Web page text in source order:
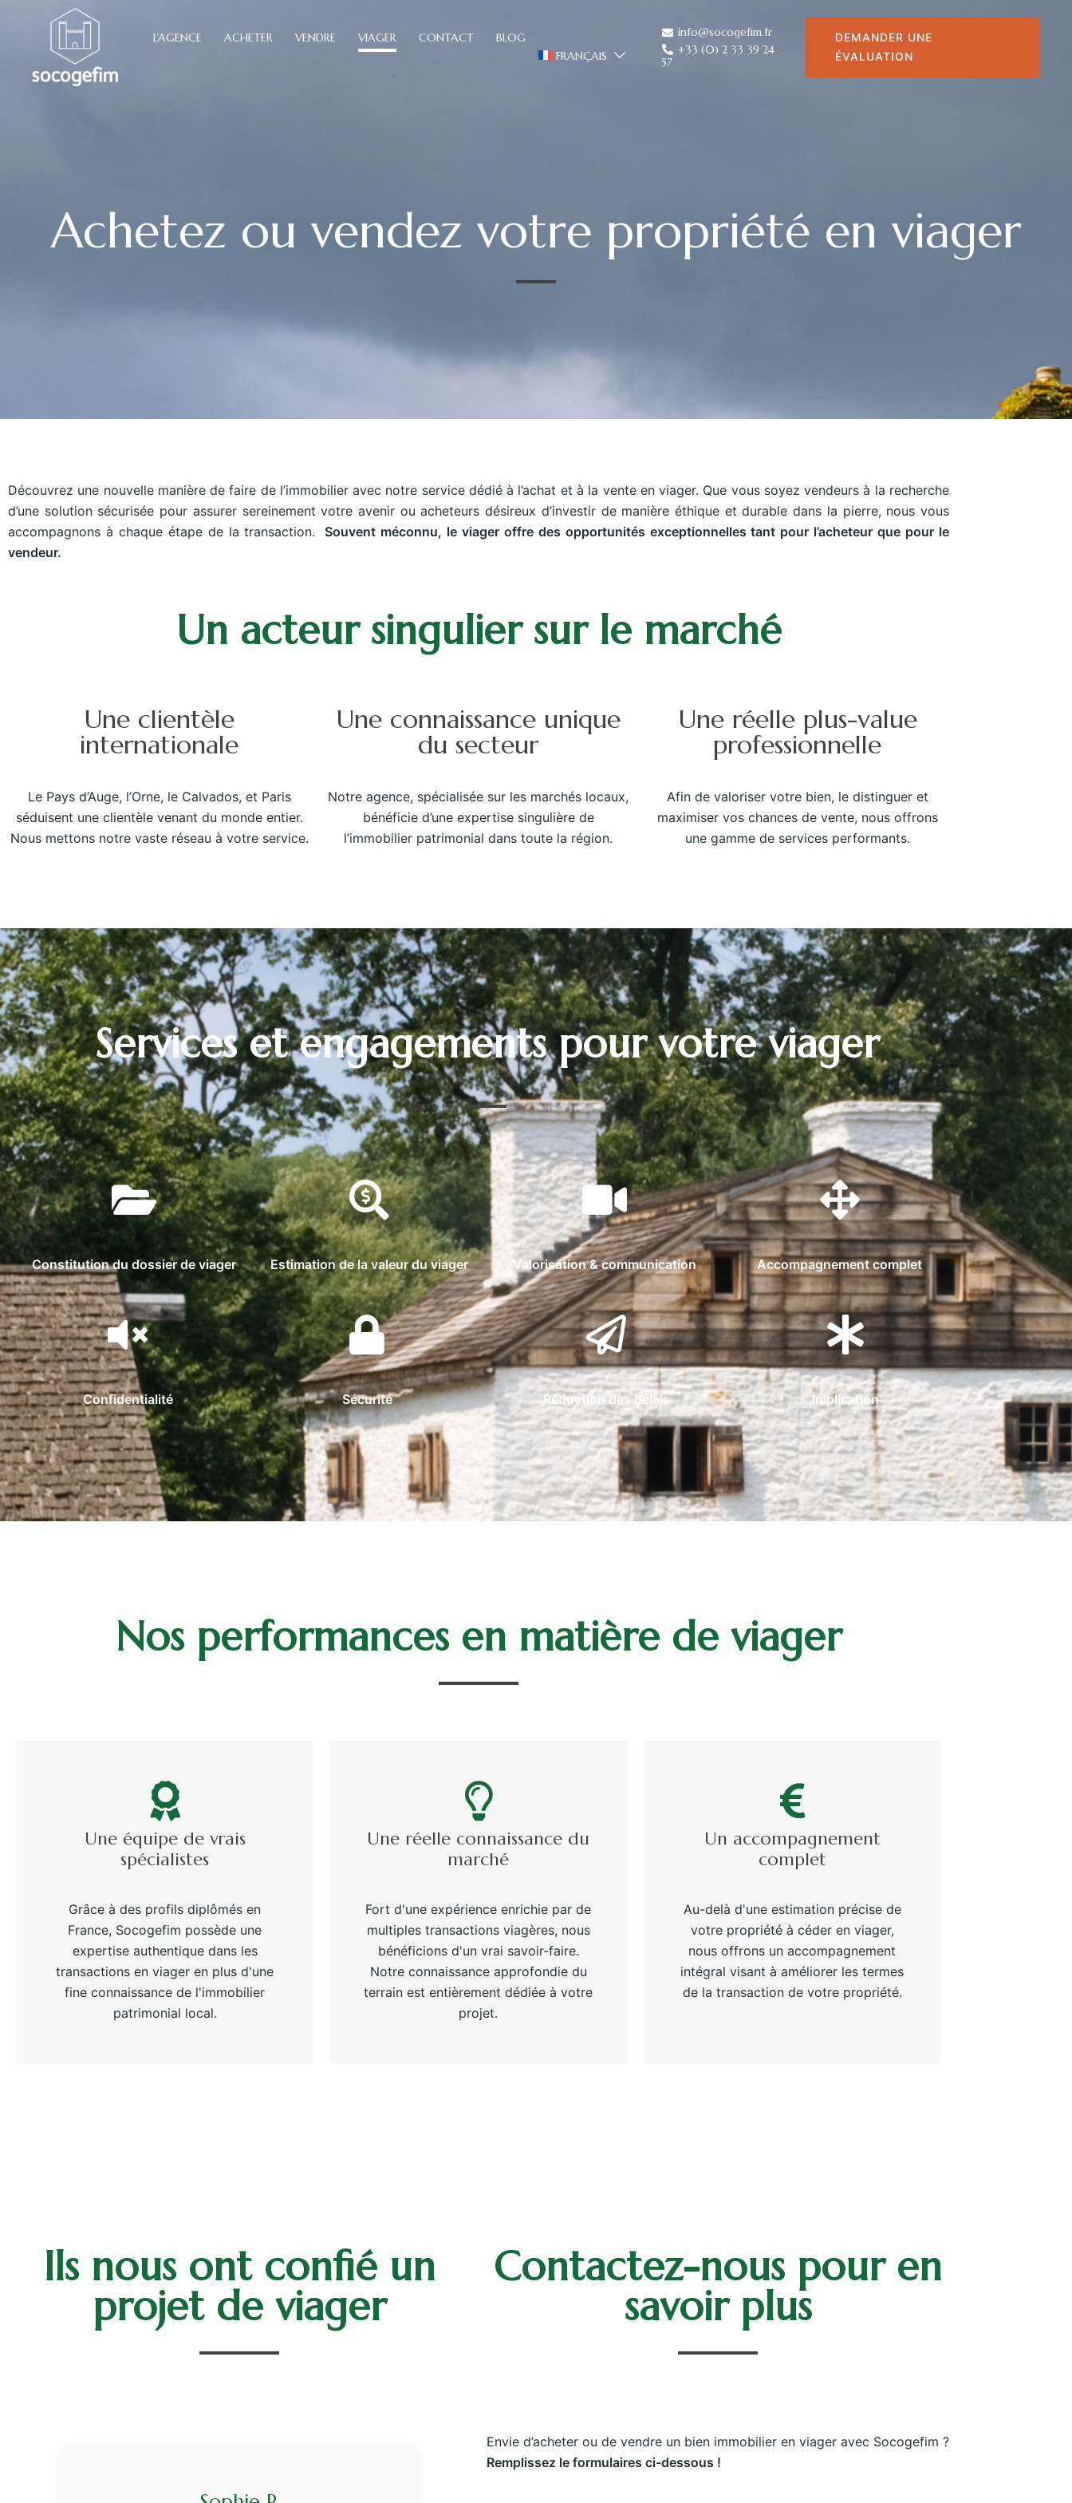
L’AGENCE ACHETER VENDRE VIAGER CONTACT
BLOG
FRANÇAIS
info@socogefim.fr
+33 (0) 2 33 39 24
57
DEMANDER UNE
ÉVALUATION
Achetez ou vendez votre propriété en viager
Découvrez une nouvelle manière de faire de l’immobilier avec notre service dédié à l’achat et à la vente en viager. Que vous soyez vendeurs à la recherche
d’une solution sécurisée pour assurer sereinement votre avenir ou acheteurs désireux d’investir de manière éthique et durable dans la pierre, nous vous
accompagnons à chaque étape de la transaction. Souvent méconnu, le viager offre des opportunités exceptionnelles tant pour l’acheteur que pour le
vendeur.
Un acteur singulier sur le marché
Une clientèle
internationale
Le Pays d’Auge, l’Orne, le Calvados, et Paris
séduisent une clientèle venant du monde entier.
Nous mettons notre vaste réseau à votre service.
Une connaissance unique
du secteur
Notre agence, spécialisée sur les marchés locaux,
bénéficie d’une expertise singulière de
l’immobilier patrimonial dans toute la région.
Une réelle plus-value
professionnelle
Afin de valoriser votre bien, le distinguer et
maximiser vos chances de vente, nous offrons
une gamme de services performants.
Services et engagements pour votre viager
Constitution du dossier de viager Estimation de la valeur du viager Valorisation & communication Accompagnement complet
Confidentialité Sécurité Réduction des délais Implication
Nos performances en matière de viager
Une équipe de vrais
spécialistes
Grâce à des profils diplômés en
France, Socogefim possède une
expertise authentique dans les
transactions en viager en plus d'une
fine connaissance de l'immobilier
patrimonial local.
Une réelle connaissance du
marché
Fort d'une expérience enrichie par de
multiples transactions viagères, nous
bénéficions d'un vrai savoir-faire.
Notre connaissance approfondie du
terrain est entièrement dédiée à votre
projet.
Un accompagnement
complet
Au-delà d'une estimation précise de
votre propriété à céder en viager,
nous offrons un accompagnement
intégral visant à améliorer les termes
de la transaction de votre propriété.
Ils nous ont confié un
projet de viager
Contactez-nous pour en
savoir plus
Envie d’acheter ou de vendre un bien immobilier en viager avec Socogefim ?
Remplissez le formulaires ci-dessous !